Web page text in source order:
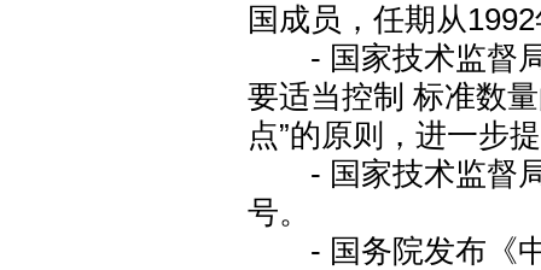
国成员，任期从
- 国家技术监督局
要适当控制 标准数
点”的原则，进一步
- 国家技术监督局
号。
- 国务院发布《中